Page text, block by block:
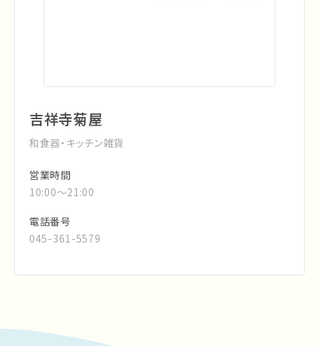
吉祥寺菊屋
和食器・キッチン雑貨
営業時間
10:00～21:00
電話番号
045-361-5579